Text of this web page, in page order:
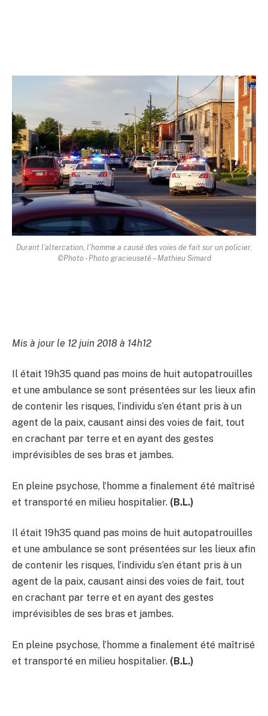
Durant l’altercation, l’homme a causé des voies de fait sur un policier.
©Photo - Photo gracieuseté – Mathieu Simard
Mis à jour le 12 juin 2018 à 14h12
Il était 19h35 quand pas moins de huit autopatrouilles
et une ambulance se sont présentées sur les lieux afin
de contenir les risques, l’individu s’en étant pris à un
agent de la paix, causant ainsi des voies de fait, tout
en crachant par terre et en ayant des gestes
imprévisibles de ses bras et jambes.
En pleine psychose, l’homme a finalement été maîtrisé
et transporté en milieu hospitalier. (B.L.)
Il était 19h35 quand pas moins de huit autopatrouilles
et une ambulance se sont présentées sur les lieux afin
de contenir les risques, l’individu s’en étant pris à un
agent de la paix, causant ainsi des voies de fait, tout
en crachant par terre et en ayant des gestes
imprévisibles de ses bras et jambes.
En pleine psychose, l’homme a finalement été maîtrisé
et transporté en milieu hospitalier. (B.L.)